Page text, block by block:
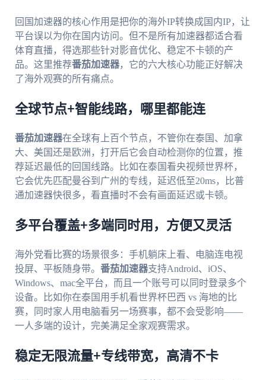
回国加速器的核心作用是把你的海外IP转换成国内IP，让
平台误以为你在国内访问。但不是所有加速器都适合看
体育直播，得选那些针对影音优化、稳定不卡顿的产
品。这里推荐番茄加速器，它的六大核心功能正好解决
了海外观赛的所有痛点。
全球节点+智能线路，哪里都能连
番茄加速器在全球有上百个节点，不管你在泰国、加拿
大、美国还是欧洲，打开后它会自动检测你的位置，推
荐延迟最低的回国线路。比如在泰国看央视频世界杯，
它会优先匹配曼谷到广州的专线，延迟低至20ms，比普
通加速器快很多，看直播时不会有画面延迟或卡顿。
多平台覆盖+多端同时用，方便又灵活
海外党看比赛的场景很多：手机躺床上看、电脑连电视
投屏、平板随身带。 番茄加速器支持Android、iOS、
Windows、mac全平台，而且一个账号可以同时登录多个
设备。比如你在泰国用手机看世界杯巴西 vs 海地的比
赛，同时家人用电脑看另一场赛事，都不会受影响——
一人多端的设计，完美满足全家观赛需求。
稳定无限流量+专线带宽，高清不卡